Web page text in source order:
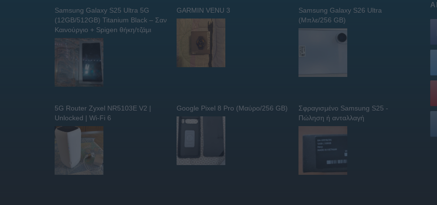
Samsung Galaxy S25 Ultra 5G
(12GB/512GB) Titanium Black – Σαν
Καινούργιο + Spigen θήκη/τζάμι
GARMIN VENU 3
Samsung Galaxy S26 Ultra
(Μπλε/256 GB)
5G Router Zyxel NR5103E V2 |
Unlocked | Wi-Fi 6
Google Pixel 8 Pro (Μαύρο/256 GB)
Σφραγισμένο Samsung S25 -
Πώληση ή ανταλλαγή